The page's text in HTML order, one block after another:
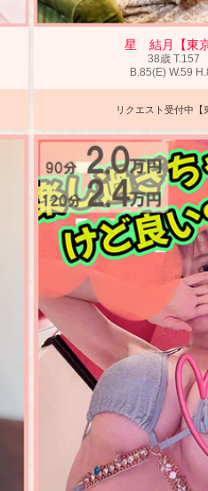
星 結月【東京
38歳T.157
B.85(E) W.59 H
リクエスト受付中【